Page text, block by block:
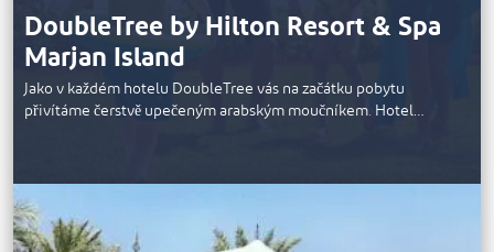
DoubleTree by Hilton Resort & Spa
Marjan Island
Jako v každém hotelu DoubleTree vás na začátku pobytu
přivítáme čerstvě upečeným arabským moučníkem. Hotel…